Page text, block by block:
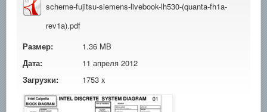
scheme-fujitsu-siemens-livebook-lh530-(quanta-fh1a-
rev1a).pdf
Размер:
1.36 MB
Дата:
11 апреля 2012
Загрузки:
1753 x